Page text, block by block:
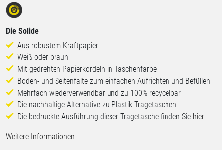
Die Solide
Aus robustem Kraftpapier
Weiß oder braun
Mit gedrehten Papierkordeln in Taschenfarbe
Boden- und Seitenfalte zum einfachen Aufrichten und Befüllen
Mehrfach wiederverwendbar und zu 100% recycelbar
Die nachhaltige Alternative zu Plastik-Tragetaschen
Die bedruckte Ausführung dieser Tragetasche finden Sie hier
Weitere Informationen